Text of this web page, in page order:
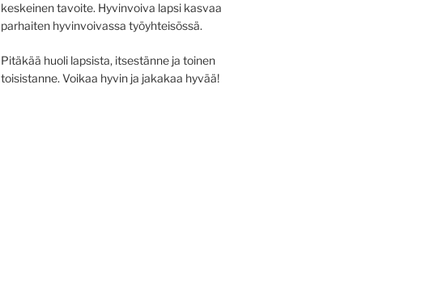
keskeinen tavoite. Hyvinvoiva lapsi kasvaa
parhaiten hyvinvoivassa työyhteisössä.
Pitäkää huoli lapsista, itsestänne ja toinen
toisistanne. Voikaa hyvin ja jakakaa hyvää!